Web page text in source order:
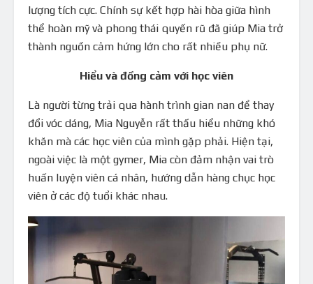
lượng tích cực. Chính sự kết hợp hài hòa giữa hình
thể hoàn mỹ và phong thái quyến rũ đã giúp Mia trở
thành nguồn cảm hứng lớn cho rất nhiều phụ nữ.
Hiểu và đồng cảm với học viên
Là người từng trải qua hành trình gian nan để thay
đổi vóc dáng, Mia Nguyễn rất thấu hiểu những khó
khăn mà các học viên của mình gặp phải. Hiện tại,
ngoài việc là một gymer, Mia còn đảm nhận vai trò
huấn luyện viên cá nhân, hướng dẫn hàng chục học
viên ở các độ tuổi khác nhau.